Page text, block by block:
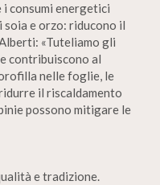
consumi energetici
soia e orzo: riducono il
«Tuteliamo gli
contribuiscono al
nelle foglie, le
il riscaldamento
possono mitigare le
e tradizione.